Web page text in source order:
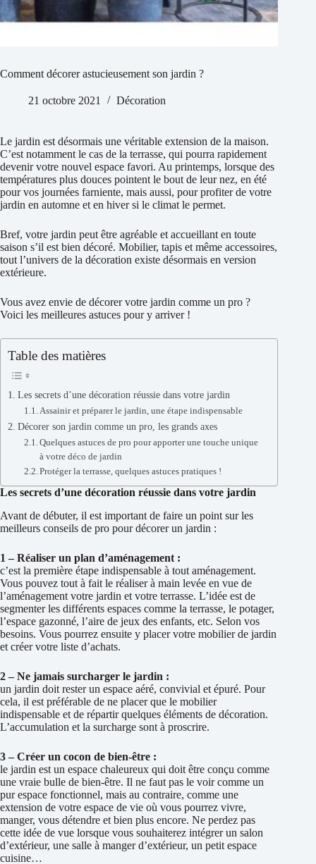
Comment décorer astucieusement son jardin ?
21 octobre 2021 Décoration
Le jardin est désormais une véritable extension de la maison.
C’est notamment le cas de la terrasse, qui pourra rapidement
devenir votre nouvel espace favori. Au printemps, lorsque des
températures plus douces pointent le bout de leur nez, en été
pour vos journées farniente, mais aussi, pour profiter de votre
jardin en automne et en hiver si le climat le permet.
Bref, votre jardin peut être agréable et accueillant en toute
saison s’il est bien décoré. Mobilier, tapis et même accessoires,
tout l’univers de la décoration existe désormais en version
extérieure.
Vous avez envie de décorer votre jardin comme un pro ?
Voici les meilleures astuces pour y arriver !
Table des matières
Les secrets d’une décoration réussie dans votre jardin
Assainir et préparer le jardin, une étape indispensable
Décorer son jardin comme un pro, les grands axes
Quelques astuces de pro pour apporter une touche unique
à votre déco de jardin
Protéger la terrasse, quelques astuces pratiques !
Les secrets d’une décoration réussie dans votre jardin
Avant de débuter, il est important de faire un point sur les
meilleurs conseils de pro pour décorer un jardin :
1 – Réaliser un plan d’aménagement :
c’est la première étape indispensable à tout aménagement.
Vous pouvez tout à fait le réaliser à main levée en vue de
l’aménagement votre jardin et votre terrasse. L’idée est de
segmenter les différents espaces comme la terrasse, le potager,
l’espace gazonné, l’aire de jeux des enfants, etc. Selon vos
besoins. Vous pourrez ensuite y placer votre mobilier de jardin
et créer votre liste d’achats.
2 – Ne jamais surcharger le jardin :
un jardin doit rester un espace aéré, convivial et épuré. Pour
cela, il est préférable de ne placer que le mobilier
indispensable et de répartir quelques éléments de décoration.
L’accumulation et la surcharge sont à proscrire.
3 – Créer un cocon de bien-être :
le jardin est un espace chaleureux qui doit être conçu comme
une vraie bulle de bien-être. Il ne faut pas le voir comme un
pur espace fonctionnel, mais au contraire, comme une
extension de votre espace de vie où vous pourrez vivre,
manger, vous détendre et bien plus encore. Ne perdez pas
cette idée de vue lorsque vous souhaiterez intégrer un salon
d’extérieur, une salle à manger d’extérieur, un petit espace
cuisine…